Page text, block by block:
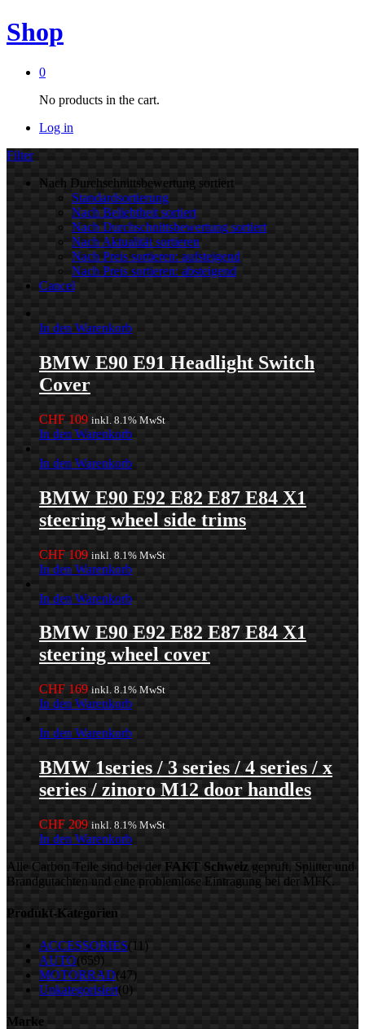
Shop
0
No products in the cart.
Log in
Filter
Nach Durchschnittsbewertung sortiert
Standardsortierung
Nach Beliebtheit sortiert
Nach Durchschnittsbewertung sortiert
Nach Aktualität sortieren
Nach Preis sortieren: aufsteigend
Nach Preis sortieren: absteigend
Cancel
In den Warenkorb
BMW E90 E91 Headlight Switch
Cover
CHF 109 inkl. 8.1% MwSt
In den Warenkorb
In den Warenkorb
BMW E90 E92 E82 E87 E84 X1
steering wheel side trims
CHF 109 inkl. 8.1% MwSt
In den Warenkorb
In den Warenkorb
BMW E90 E92 E82 E87 E84 X1
steering wheel cover
CHF 169 inkl. 8.1% MwSt
In den Warenkorb
In den Warenkorb
BMW 1series / 3 series / 4 series / x
series / zinoro M12 door handles
CHF 209 inkl. 8.1% MwSt
In den Warenkorb
Alle Carbon Teile sind bei der FAKT Schweiz geprüft, Splitter und
Brandgutachten und eine problemlose Eintragung bei der MFK.
Produkt-Kategorien
ACCESSORIES(11)
AUTO(659)
MOTORRAD(47)
Unkategorisiert(0)
Marke